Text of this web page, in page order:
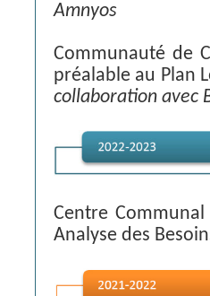
Amnyos
Communauté de
préalable au Plan
collaboration avec
Centre Communal
Analyse des